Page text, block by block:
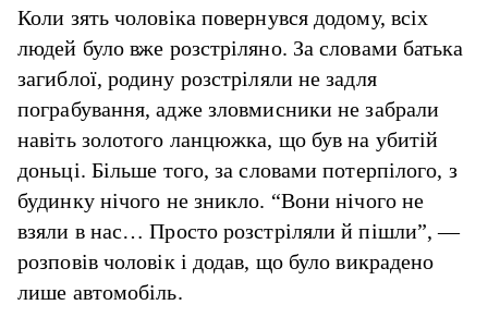
Коли зять чоловіка повернувся додому, всіх
людей було вже розстріляно. За словами батька
загиблої, родину розстріляли не задля
пограбування, адже зловмисники не забрали
навіть золотого ланцюжка, що був на убитій
доньці. Більше того, за словами потерпілого, з
будинку нічого не зникло. “Вони нічого не
взяли в нас… Просто розстріляли й пішли”, —
розповів чоловік і додав, що було викрадено
лише автомобіль.